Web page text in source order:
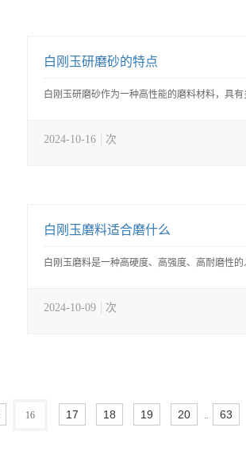
白刚玉研磨砂的特点
白刚玉研磨砂作为一种高性能的磨料材料，具
2024-10-16 次
白刚玉磨料适合磨什么
白刚玉磨料是一种高硬度、高强度、高耐磨性
2024-10-09 次
16 17 18 19 20 .. 63